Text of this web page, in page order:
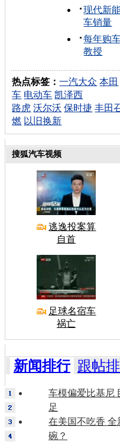
现代新
车销量
每年购
教授
热点标签：一汽大众 本田
车 电动车 凯泽西
路虎 沃尔沃 保时捷 丰田
燃 以旧换新
搜狐汽车视频
逃逸投案算
自首
足球名宿车
祸亡
新闻排行 跟帖
车模偏爱比基尼
足
在美国不吃香
碗？